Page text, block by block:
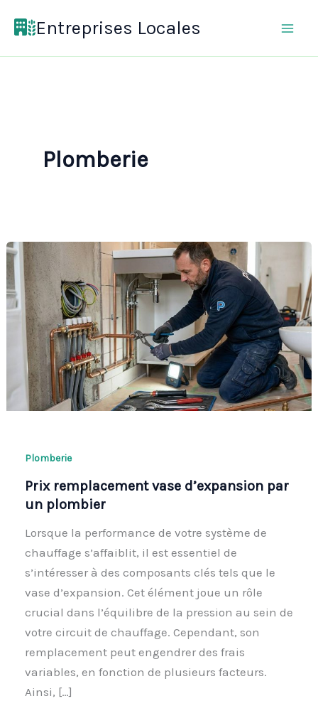
Entreprises Locales
Plomberie
Plomberie
Prix remplacement vase d’expansion par
un plombier
Lorsque la performance de votre système de
chauffage s’affaiblit, il est essentiel de
s’intéresser à des composants clés tels que le
vase d’expansion. Cet élément joue un rôle
crucial dans l’équilibre de la pression au sein de
votre circuit de chauffage. Cependant, son
remplacement peut engendrer des frais
variables, en fonction de plusieurs facteurs.
Ainsi, […]